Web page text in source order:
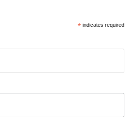
* indicates required